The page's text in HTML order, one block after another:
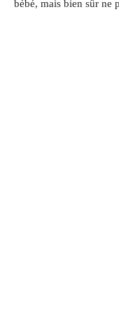
bébé, mais bien sûr ne